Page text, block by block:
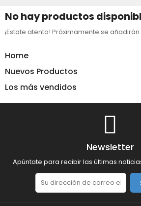
Home
Nuevos Productos
Los más vendidos
No hay productos
¡Estate atento! Próximamente se
Newsletter
Apúntate para recibir las últimas